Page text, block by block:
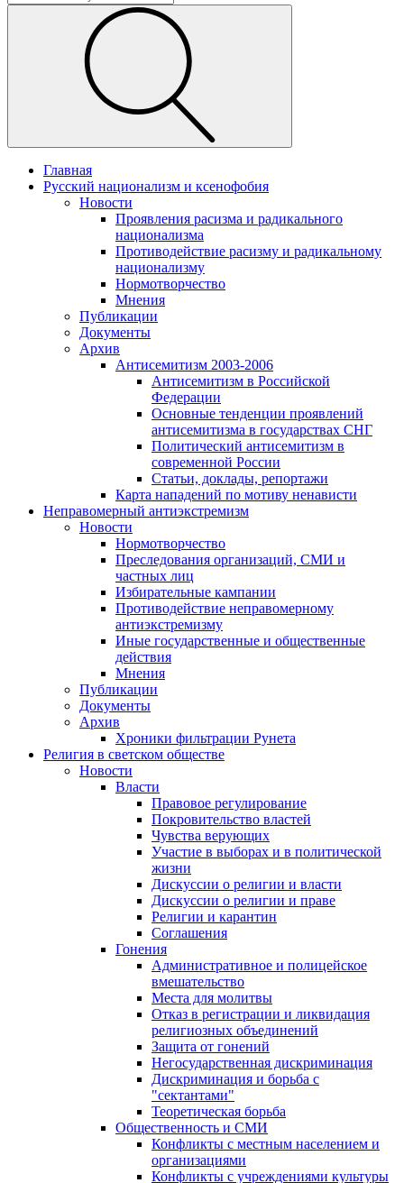
Главная
Русский национализм и ксенофобия
Новости
Проявления расизма и радикального
национализма
Противодействие расизму и радикальному
национализму
Нормотворчество
Мнения
Публикации
Документы
Архив
Антисемитизм 2003-2006
Антисемитизм в Российской
Федерации
Основные тенденции проявлений
антисемитизма в государствах СНГ
Политический антисемитизм в
современной России
Статьи, доклады, репортажи
Карта нападений по мотиву ненависти
Неправомерный антиэкстремизм
Новости
Нормотворчество
Преследования организаций, СМИ и
частных лиц
Избирательные кампании
Противодействие неправомерному
антиэкстремизму
Иные государственные и общественные
действия
Мнения
Публикации
Документы
Архив
Хроники фильтрации Рунета
Религия в светском обществе
Новости
Власти
Правовое регулирование
Покровительство властей
Чувства верующих
Участие в выборах и в политической
жизни
Дискуссии о религии и власти
Дискуссии о религии и праве
Религии и карантин
Соглашения
Гонения
Административное и полицейское
вмешательство
Места для молитвы
Отказ в регистрации и ликвидация
религиозных объединений
Защита от гонений
Негосударственная дискриминация
Дискриминация и борьба с
"сектантами"
Теоретическая борьба
Общественность и СМИ
Конфликты с местным населением и
организациями
Конфликты с учреждениями культуры